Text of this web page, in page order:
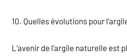
10. Quelles évolutions pour
L’avenir de l’argile naturelle est